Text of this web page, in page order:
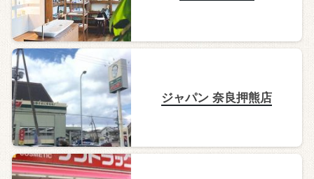
ジャパン 奈良押熊店